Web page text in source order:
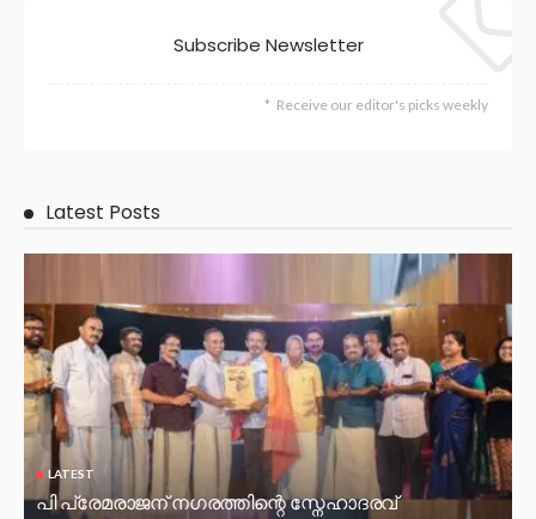
Subscribe Newsletter
Receive our editor's picks weekly
Latest Posts
LATEST
പി പ്രേമരാജന് നഗരത്തിന്റെ സ്നേഹാദരവ്